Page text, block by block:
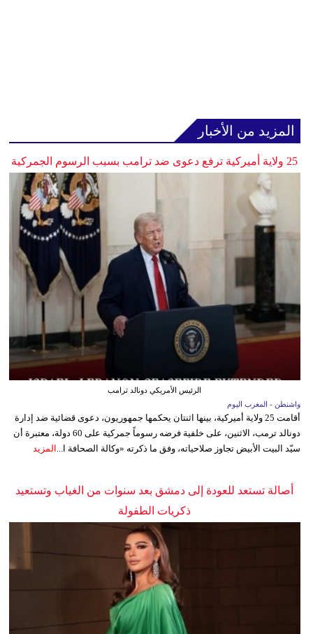
المزيد من الأخبار
25 ولاية أميركية ترفع دعوى ضد ترامب بسبب الرسوم الجمركية
الرئيس الأمريكي دونالد ترامب
واشنطن - المغرب اليوم
أقامت 25 ولاية أميركية، بينها اثنتان يحكمها جمهوريون، دعوى قضائية ضد إدارة
دونالد ترمب، الاثنين، على خلفية فرضه رسوماً جمركية على 60 دولة، معتبرة أن
سيّد البيت الأبيض تجاوز صلاحياته، وفق ما ذكرته «وكالة الصحافة ا... المزيد
أصالة تستعد للعودة إلى دمشق بعد سنوات من الغياب وتستعيد
ذكريات الطفولة